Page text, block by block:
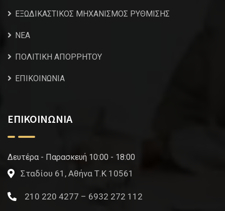
ΕΞΩΔΙΚΑΣΤΙΚΟΣ ΜΗΧΑΝΙΣΜΟΣ ΡΥΘΜΙΣΗΣ
NEA
ΠΟΛΙΤΙΚΗ ΑΠΟΡΡΗΤΟΥ
ΕΠΙΚΟΙΝΩΝΙΑ
ΕΠΙΚΟΙΝΩΝΙΑ
Δευτέρα - Παρασκευή 10:00 - 18:00
Σταδίου 61, Αθήνα Τ.Κ 10561
210 220 4277 – 6932 272 112